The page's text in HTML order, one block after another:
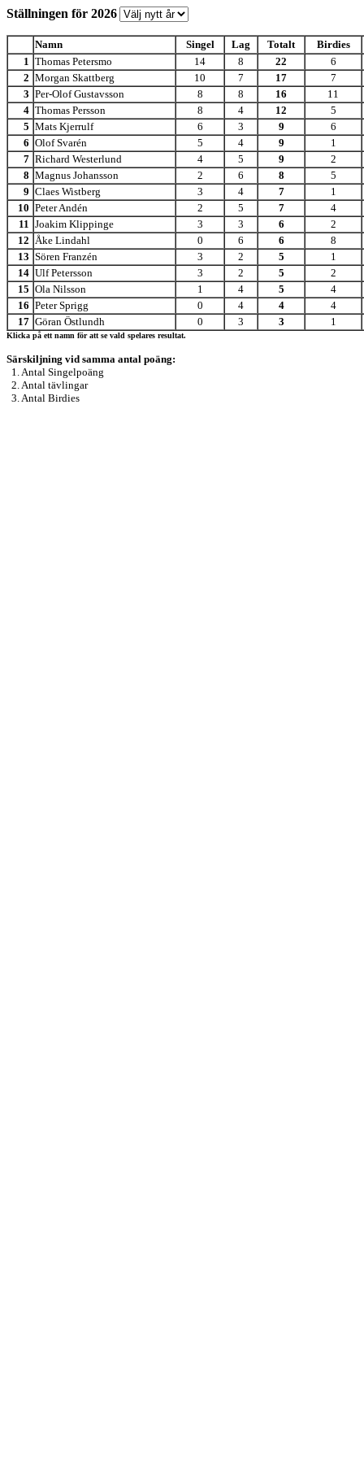
Ställningen för 2026
Namn Singel Lag Totalt
Birdies
1 Thomas Petersmo 14 8 22
6
2 Morgan Skattberg 10 7 17
7
3 Per-Olof Gustavsson 8 8 16
11
4 Thomas Persson 8 4 12
5
5 Mats Kjerrulf 6 3 9
6
6 Olof Svarén 5 4 9
1
7 Richard Westerlund 4 5 9
2
8 Magnus Johansson 2 6 8
5
9 Claes Wistberg 3 4 7
1
10 Peter Andén 2 5 7
4
11 Joakim Klippinge 3 3 6
2
12 Åke Lindahl 0 6 6
8
13 Sören Franzén 3 2 5
1
14 Ulf Petersson 3 2 5
2
15 Ola Nilsson 1 4 5
4
16 Peter Sprigg 0 4 4
4
17 Göran Östlundh 0 3 3 1
Klicka på ett namn för att se vald spelares resultat.
Särskiljning vid samma antal poäng:
1. Antal Singelpoäng
2. Antal tävlingar
3. Antal Birdies